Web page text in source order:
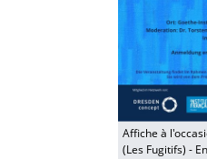
Affiche à
(Les Fugitifs) -